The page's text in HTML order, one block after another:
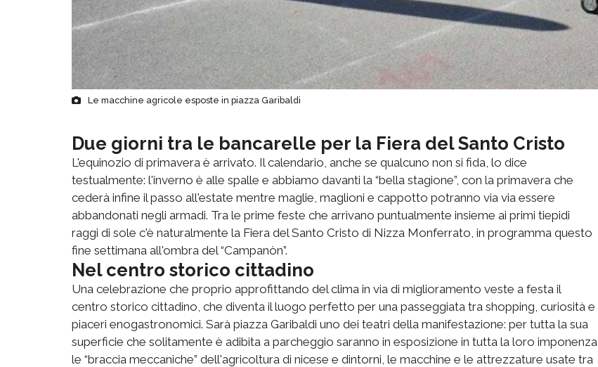
Le macchine agricole esposte in piazza Garibaldi
Due giorni tra le bancarelle per la Fiera del Santo Cristo
L'equinozio di primavera è arrivato. Il calendario, anche se qualcuno non si fida, lo dice
testualmente: l'inverno è alle spalle e abbiamo davanti la “bella stagione”, con la primavera che
cederà infine il passo all'estate mentre maglie, maglioni e cappotto potranno via via essere
abbandonati negli armadi. Tra le prime feste che arrivano puntualmente insieme ai primi tiepidi
raggi di sole c'è naturalmente la Fiera del Santo Cristo di Nizza Monferrato, in programma questo
fine settimana all'ombra del “Campanòn”.
Nel centro storico cittadino
Una celebrazione che proprio approfittando del clima in via di miglioramento veste a festa il
centro storico cittadino, che diventa il luogo perfetto per una passeggiata tra shopping, curiosità e
piaceri enogastronomici. Sarà piazza Garibaldi uno dei teatri della manifestazione: per tutta la sua
superficie che solitamente è adibita a parcheggio saranno in esposizione in tutta la loro imponenza
le “braccia meccaniche” dell'agricoltura di nicese e dintorni, le macchine e le attrezzature usate tra